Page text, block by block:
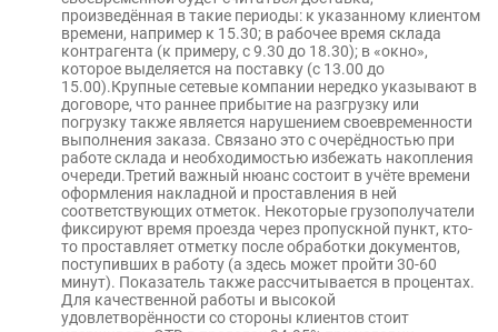
произведённая в такие периоды: к указанному клиентом
времени, например к 15.30; в рабочее время склада
контрагента (к примеру, с 9.30 до 18.30); в «окно»,
которое выделяется на поставку (с 13.00 до
15.00).Крупные сетевые компании нередко указывают в
договоре, что раннее прибытие на разгрузку или
погрузку также является нарушением своевременности
выполнения заказа. Связано это с очерёдностью при
работе склада и необходимостью избежать накопления
очереди.Третий важный нюанс состоит в учёте времени
оформления накладной и проставления в ней
соответствующих отметок. Некоторые грузополучатели
фиксируют время проезда через пропускной пункт, кто-
то проставляет отметку после обработки документов,
поступивших в работу (а здесь может пройти 30-60
минут). Показатель также рассчитывается в процентах.
Для качественной работы и высокой
удовлетворённости со стороны клиентов стоит